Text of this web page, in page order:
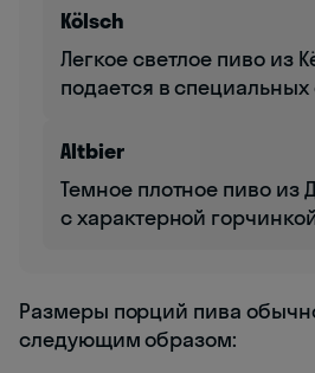
Kölsch
Легкое светлое пиво из
подается в специальных
Altbier
Темное плотное пиво из
с характерной
Размеры порций пива
следующим образом: